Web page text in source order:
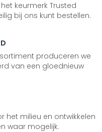
keurmerk Trusted
bij ons kunt bestellen.
produceren we
van een gloednieuw
het milieu en ontwikkelen
waar mogelijk.